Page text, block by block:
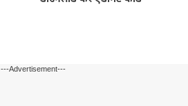
---Advertisement---